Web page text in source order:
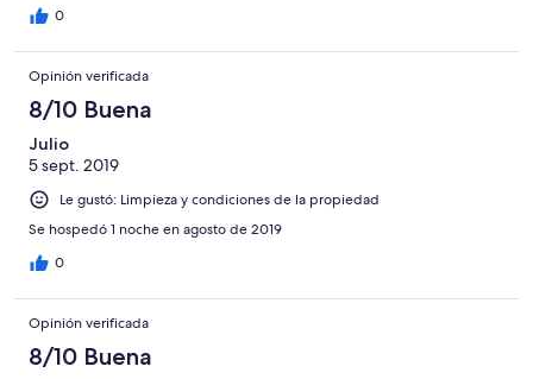
0
Opinión verificada
8/10 Buena
Julio
5 sept. 2019
Le gustó: Limpieza y condiciones de la propiedad
Se hospedó 1 noche en agosto de 2019
0
Opinión verificada
8/10 Buena